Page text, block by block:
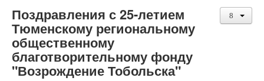
Поздравления с 25-летием
Тюменскому региональному
общественному
благотворительному фонду
"Возрождение Тобольска"